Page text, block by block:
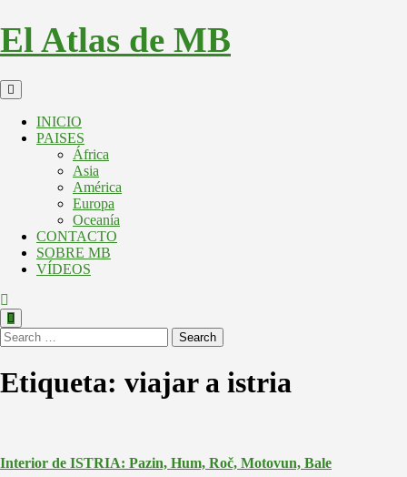
El Atlas de MB
INICIO
PAISES
África
Asia
América
Europa
Oceanía
CONTACTO
SOBRE MB
VÍDEOS
Search
Etiqueta: viajar a istria
Interior de ISTRIA: Pazin, Hum, Roč, Motovun, Bale